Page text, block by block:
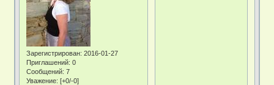
Зарегистрирован: 2016-01-27
Приглашений: 0
Сообщений: 7
Уважение: [+0/-0]